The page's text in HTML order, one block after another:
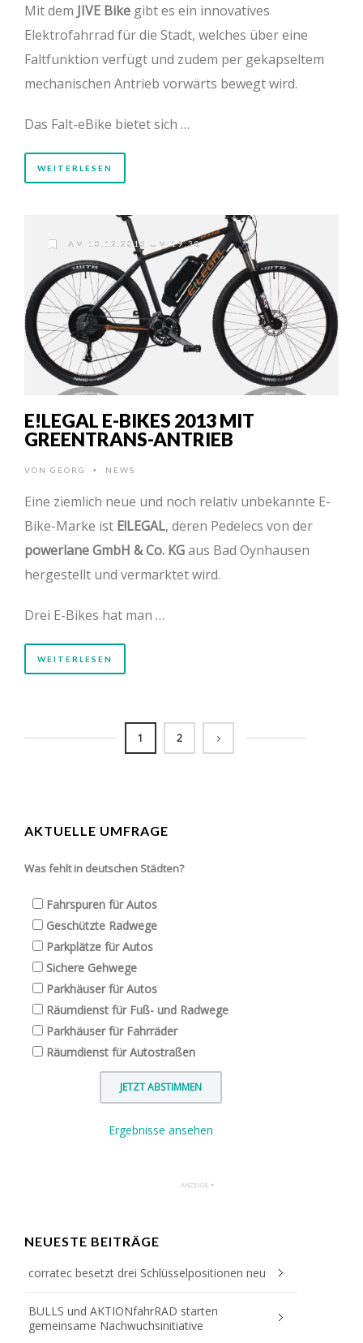
Mit dem JIVE Bike gibt es ein innovatives
Elektrofahrrad für die Stadt, welches über eine
Faltfunktion verfügt und zudem per gekapseltem
mechanischen Antrieb vorwärts bewegt wird.
Das Falt-eBike bietet sich …
WEITERLESEN
AM 10.12.2013 UM 19:30
E!LEGAL E-BIKES 2013 MIT
GREENTRANS-ANTRIEB
VON GEORG • NEWS
Eine ziemlich neue und noch relativ unbekannte E-
Bike-Marke ist E!LEGAL, deren Pedelecs von der
powerlane GmbH & Co. KGaus Bad Oynhausen
hergestellt und vermarktet wird.
Drei E-Bikes hat man …
WEITERLESEN
1 2
AKTUELLE UMFRAGE
Was fehlt in deutschen Städten?
Fahrspuren für Autos
Geschützte Radwege
Parkplätze für Autos
Sichere Gehwege
Parkhäuser für Autos
Räumdienst für Fuß- und Radwege
Parkhäuser für Fahrräder
Räumdienst für Autostraßen
Ergebnisse ansehen
NEUESTE BEITRÄGE
corratec besetzt drei Schlüsselpositionen neu
BULLS und AKTIONfahrRAD starten
gemeinsame Nachwuchsinitiative